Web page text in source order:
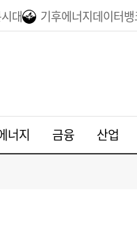
대 기후에너지데이터
너지 금융 산업